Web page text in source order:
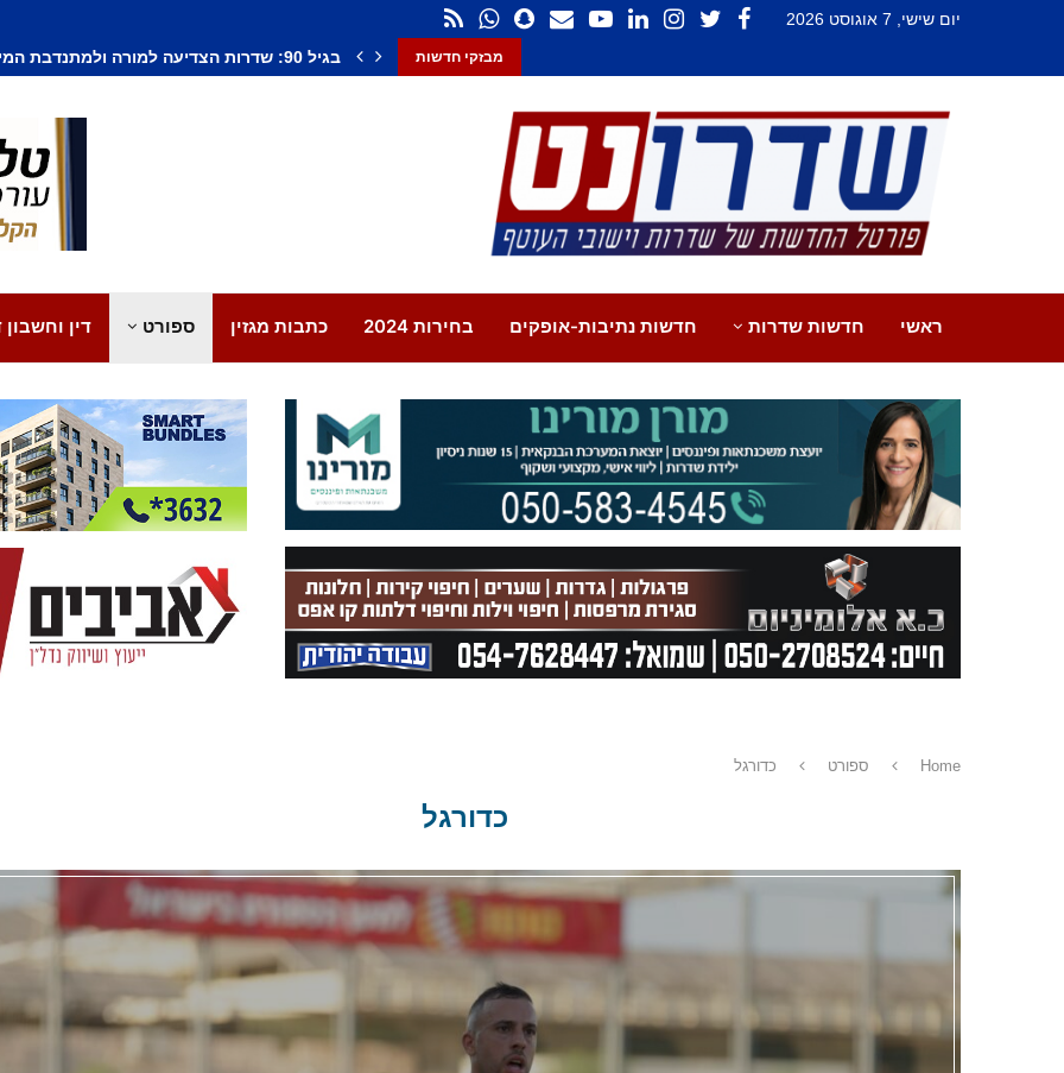
יום שישי, 7 אוגוסט 2026
מבזקי חדשות חשד לחיסול בנתיבות: אדם נורה למוות, צעיר
ראשי חדשות שדרות חדשות נתיבות-אופקים בחירות 2024 כתבות מגזין ספורט דין וחשבון
Home ספורט כדורגל
כדורגל